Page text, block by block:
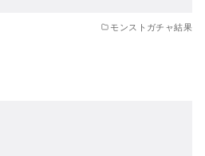
モンストガチャ結果